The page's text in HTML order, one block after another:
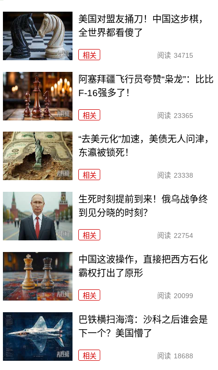
美国对盟友捅刀！中国这步棋，
全世界都看傻了
相关 阅读 34715
阿塞拜疆飞行员夸赞“枭龙”：比比
F-16强多了！
相关 阅读 23365
“去美元化”加速，美债无人问津，
东瀛被锁死！
相关 阅读 23338
生死时刻提前到来！俄乌战争终
到见分晓的时刻？
相关 阅读 22754
中国这波操作，直接把西方石化
霸权打出了原形
相关 阅读 20099
巴铁横扫海湾：沙科之后谁会是
下一个？美国懵了
相关 阅读 18688